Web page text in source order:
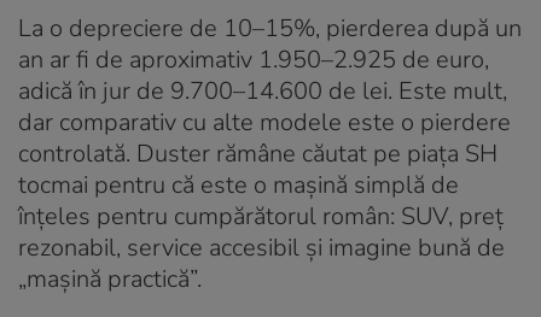
La o depreciere de 10–15%, pierderea după un
an ar fi de aproximativ 1.950–2.925 de euro,
adică în jur de 9.700–14.600 de lei. Este mult,
dar comparativ cu alte modele este o pierdere
controlată. Duster rămâne căutat pe piața SH
tocmai pentru că este o mașină simplă de
înțeles pentru cumpărătorul român: SUV, preț
rezonabil, service accesibil și imagine bună de
„mașină practică”.